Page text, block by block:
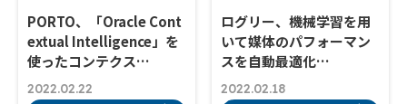
PORTO、「Oracle Cont
extual Intelligence」を
使ったコンテクス…
2022.02.22
ログリー、機械学習を用
いて媒体のパフォーマン
スを自動最適化…
2022.02.18